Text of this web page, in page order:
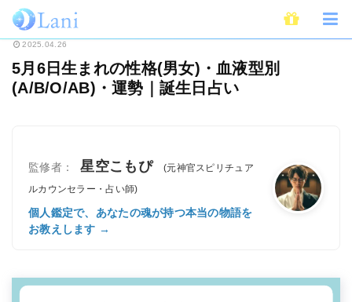
ホーム 占い 5月6日生まれの性格(男女)・血液型別(A/B/O/
2025.04.26
5月6日生まれの性格(男女)・血液型別
(A/B/O/AB)・運勢｜誕生日占い
監修者： 星空こもぴ
(元神官スピリチュア
ルカウンセラー・占い師)
個人鑑定で、あなたの魂が持つ本当の物語を
お教えします →